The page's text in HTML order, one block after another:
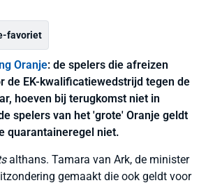
favoriet
Oranje: de spelers die afreizen
de EK-kwalificatiewedstrijd tegen de
hoeven bij terugkomst niet in
spelers van het 'grote' Oranje geldt
quarantaineregel niet.
althans. Tamara van Ark, de minister
gemaakt die ook geldt voor